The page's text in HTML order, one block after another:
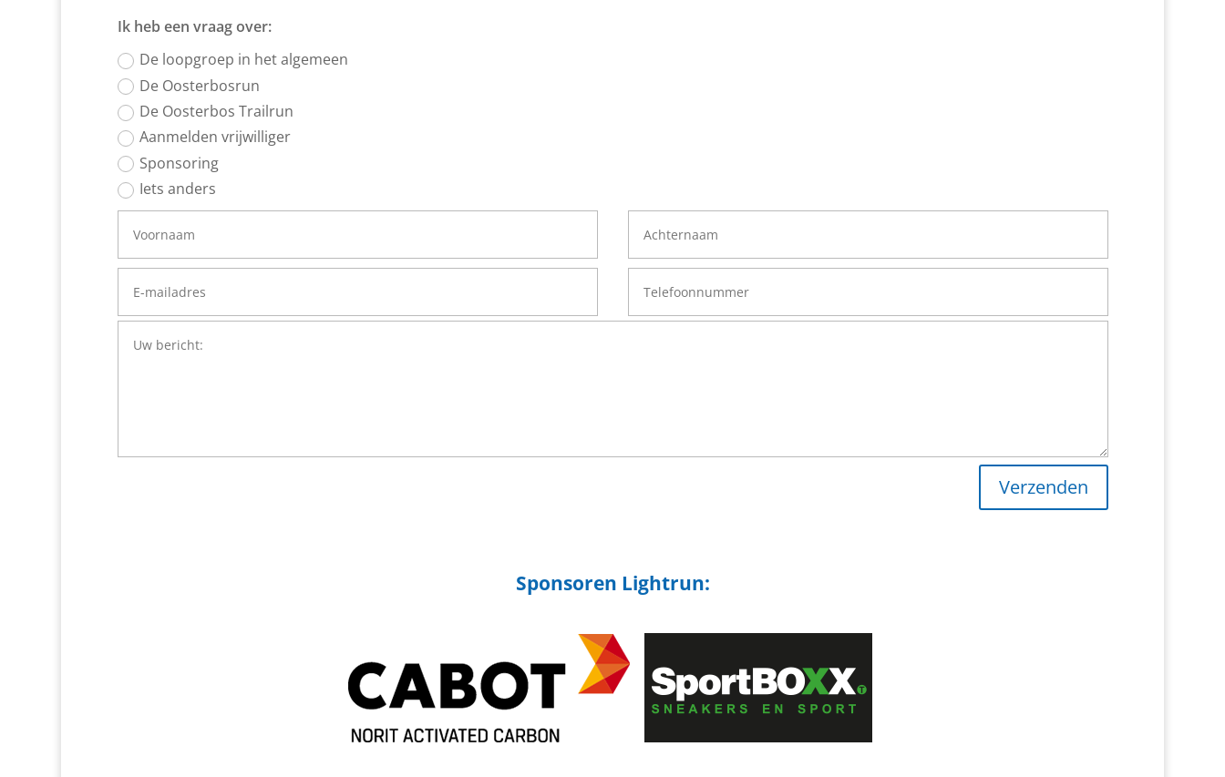
Ik heb een vraag over:
De loopgroep in het algemeen
De Oosterbosrun
De Oosterbos Trailrun
Aanmelden vrijwilliger
Sponsoring
Iets anders
Verzenden
Sponsoren Lightrun: